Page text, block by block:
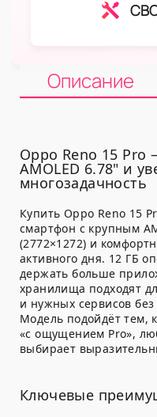
Описание
Oppo Reno 15
AMOLED 6.78" и
многозадачность
Купить Oppo Reno 15
смартфон с крупным
(2772×1272) и
активного дня. 12 ГБ
держать больше
хранилища подходят
и нужных сервисов
Модель подойдёт тем,
«с ощущением Pro»,
выбирает
Ключевые